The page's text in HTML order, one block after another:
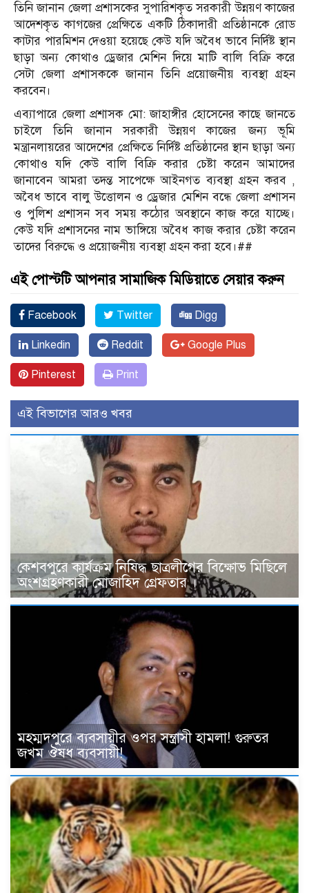
তিনি জানান জেলা প্রশাসকের সুপারিশকৃত সরকারী উন্নয়ণ কাজের
আদেশকৃত কাগজের প্রেক্ষিতে একটি ঠিকাদারী প্রতিষ্ঠানকে রোড
কাটার পারমিশন দেওয়া হয়েছে কেউ যদি অবৈধ ভাবে নির্দিষ্ট স্থান
ছাড়া অন্য কোথাও ড্রেজার মেশিন দিয়ে মাটি বালি বিক্রি করে
সেটা জেলা প্রশাসককে জানান তিনি প্রয়োজনীয় ব্যবস্থা গ্রহন
করবেন।
এব্যাপারে জেলা প্রশাসক মো: জাহাঙ্গীর হোসেনের কাছে জানতে
চাইলে তিনি জানান সরকারী উন্নয়ণ কাজের জন্য ভূমি
মন্ত্রানলায়রের আদেশের প্রেক্ষিতে নির্দিষ্ট প্রতিষ্ঠানের স্থান ছাড়া অন্য
কোথাও যদি কেউ বালি বিক্রি করার চেষ্টা করেন আমাদের
জানাবেন আমরা তদন্ত সাপেক্ষে আইনগত ব্যবস্থা গ্রহন করব ,
অবৈধ ভাবে বালু উত্তোলন ও ড্রেজার মেশিন বন্ধে জেলা প্রশাসন
ও পুলিশ প্রশাসন সব সময় কঠোর অবস্থানে কাজ করে যাচ্ছে।
কেউ যদি প্রশাসনের নাম ভাঙ্গিয়ে অবৈধ কাজ করার চেষ্টা করেন
তাদের বিরুদ্ধে ও প্রয়োজনীয় ব্যবস্থা গ্রহন করা হবে।##
এই পোস্টটি আপনার সামাজিক মিডিয়াতে সেয়ার করুন
Facebook Twitter Digg
Linkedin Reddit Google Plus
Pinterest Print
এই বিভাগের আরও খবর
কেশবপুরে কার্যক্রম নিষিদ্ধ ছাত্রলীগের বিক্ষোভ মিছিলে
অংশগ্রহণকারী মোজাহিদ গ্রেফতার ।
মহম্মদপুরে ব্যবসায়ীর ওপর সন্ত্রাসী হামলা! গুরুতর
জখম ঔষধ ব্যবসায়ী!